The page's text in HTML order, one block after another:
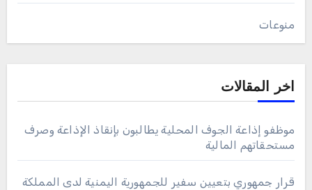
منوعات
اخر المقالات
موظفو إذاعة الجوف المحلية يطالبون بإنقاذ الإذاعة وصرف
مستحقاتهم المالية
قرار جمهوري بتعيين سفير للجمهورية اليمنية لدى المملكة